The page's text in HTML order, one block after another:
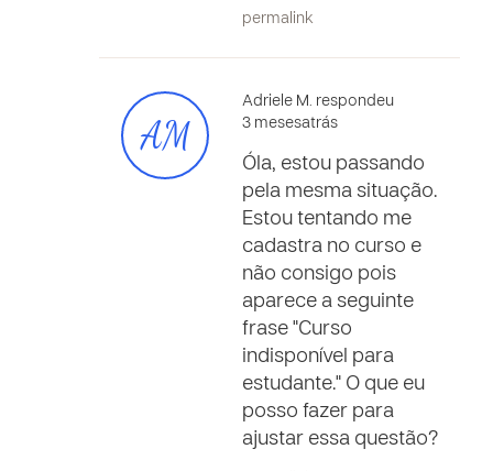
permalink
AM
Adriele M. respondeu
3 mesesatrás
Óla, estou passando
pela mesma situação.
Estou tentando me
cadastra no curso e
não consigo pois
aparece a seguinte
frase "Curso
indisponível para
estudante." O que eu
posso fazer para
ajustar essa questão?